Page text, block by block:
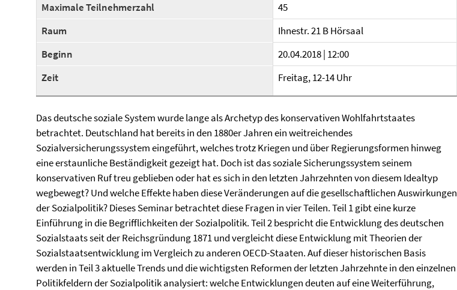
Maximale Teilnehmerzahl
45
Raum
Ihnestr. 21 B Hörsaal
Beginn
20.04.2018 | 12:00
Zeit
Freitag, 12-14 Uhr
Das deutsche soziale System wurde lange als Archetyp des konservativen Wohlfahrtstaates
betrachtet. Deutschland hat bereits in den 1880er Jahren ein weitreichendes
Sozialversicherungssystem eingeführt, welches trotz Kriegen und über Regierungsformen hinweg
eine erstaunliche Beständigkeit gezeigt hat. Doch ist das soziale Sicherungssystem seinem
konservativen Ruf treu geblieben oder hat es sich in den letzten Jahrzehnten von diesem Idealtyp
wegbewegt? Und welche Effekte haben diese Veränderungen auf die gesellschaftlichen Auswirkungen
der Sozialpolitik? Dieses Seminar betrachtet diese Fragen in vier Teilen. Teil 1 gibt eine kurze
Einführung in die Begrifflichkeiten der Sozialpolitik. Teil 2 bespricht die Entwicklung des deutschen
Sozialstaats seit der Reichsgründung 1871 und vergleicht diese Entwicklung mit Theorien der
Sozialstaatsentwicklung im Vergleich zu anderen OECD-Staaten. Auf dieser historischen Basis
werden in Teil 3 aktuelle Trends und die wichtigsten Reformen der letzten Jahrzehnte in den einzelnen
Politikfeldern der Sozialpolitik analysiert: welche Entwicklungen deuten auf eine Weiterführung,